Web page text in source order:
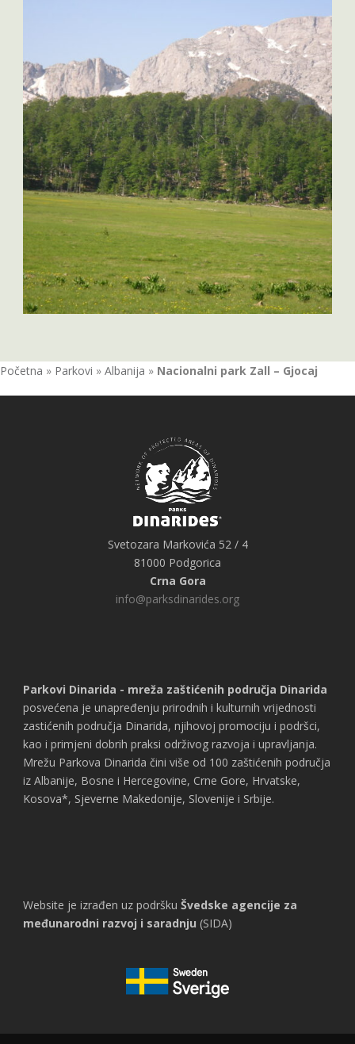
Početna » Parkovi » Albanija » Nacionalni park Zall – Gjocaj
Svetozara Markovića 52 / 4
81000 Podgorica
Crna Gora
info@parksdinarides.org
Parkovi Dinarida - mreža zaštićenih područja Dinarida
posvećena je unapređenju prirodnih i kulturnih vrijednosti
zastićenih područja Dinarida, njihovoj promociju i podršci,
kao i primjeni dobrih praksi održivog razvoja i upravljanja.
Mrežu Parkova Dinarida čini više od 100 zaštićenih područja
iz Albanije, Bosne i Hercegovine, Crne Gore, Hrvatske,
Kosova*, Sjeverne Makedonije, Slovenije i Srbije.
Website je izrađen uz podršku Švedske agencije za
međunarodni razvoj i saradnju (SIDA)